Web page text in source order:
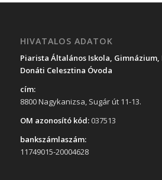
HIVATALOS ADATOK
Piarista Általános Iskola,
Donáti Celesztina Óvoda
cím:
8800 Nagykanizsa, Sugár út 11-13.
OM azonosító kód:037513
bankszámlaszám:
11749015-20004628